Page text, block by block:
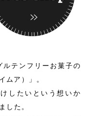
テンフリーお菓子の
ムア）」。
したいという想いか
した。